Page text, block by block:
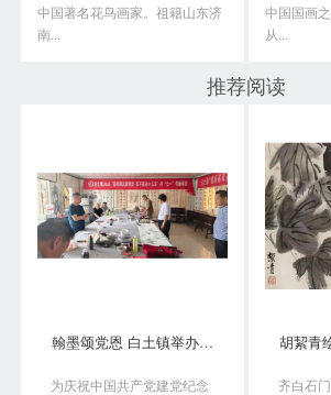
中国著名花鸟画家。祖籍山东济
南...
中国国画
从...
推荐阅读
翰墨颂党恩 白土镇举办书画笔会庆“七一”
为庆祝中国共产党建党纪念
齐白石